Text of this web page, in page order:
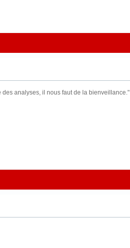
analyses, il nous faut de la bienveillance."